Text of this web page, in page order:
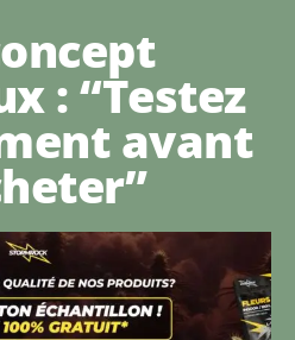
: “Testez
avant